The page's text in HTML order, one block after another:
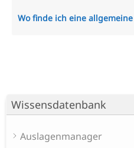
Wissensdatenbank
Auslagenmanager